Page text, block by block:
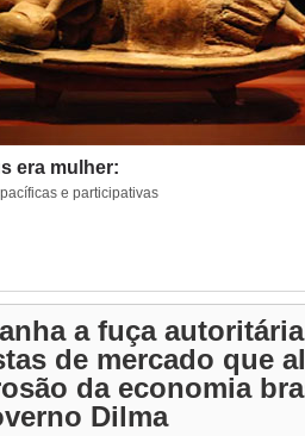
era mulher:
e participativas
a fuça
de mercado que
da economia
Dilma